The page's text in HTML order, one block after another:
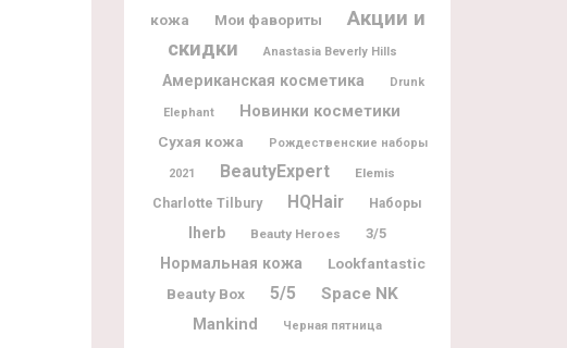
кожа
Мои фавориты
Акции и
скидки
Anastasia Beverly Hills
Американская косметика Drunk
Elephant Новинки косметики
Сухая кожа Рождественские наборы
2021 BeautyExpert Elemis
Charlotte Tilbury HQHair Наборы
Iherb Beauty Heroes 3/5
Нормальная кожа
Lookfantastic
Beauty Box
5/5 Space NK
Mankind Черная пятница